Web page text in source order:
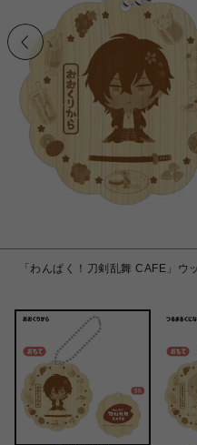
「わんぱく！刀剣乱舞 CAFE」ウ